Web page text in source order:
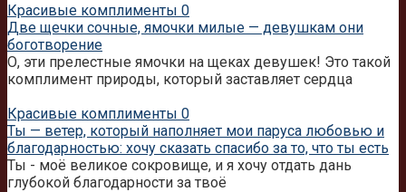
Красивые комплименты 0
Две щечки сочные, ямочки милые — девушкам они
боготворение
О, эти прелестные ямочки на щеках девушек! Это такой
комплимент природы, который заставляет сердца
Красивые комплименты 0
Ты — ветер, который наполняет мои паруса любовью и
благодарностью: хочу сказать спасибо за то, что ты есть
Ты - моё великое сокровище, и я хочу отдать дань
глубокой благодарности за твоё